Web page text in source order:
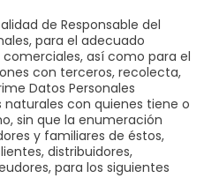
de Responsable del
para el adecuado
así como para el
con terceros, recolecta,
Datos Personales
con quienes tiene o
sin que la enumeración
y familiares de éstos,
distribuidores,
para los siguientes